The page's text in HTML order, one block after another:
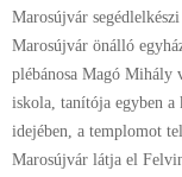
Marosújvár
Marosújvár önálló
plébánosa Magó
iskola, tanítója egyben a
idejében, a templomot
Marosújvár látja el